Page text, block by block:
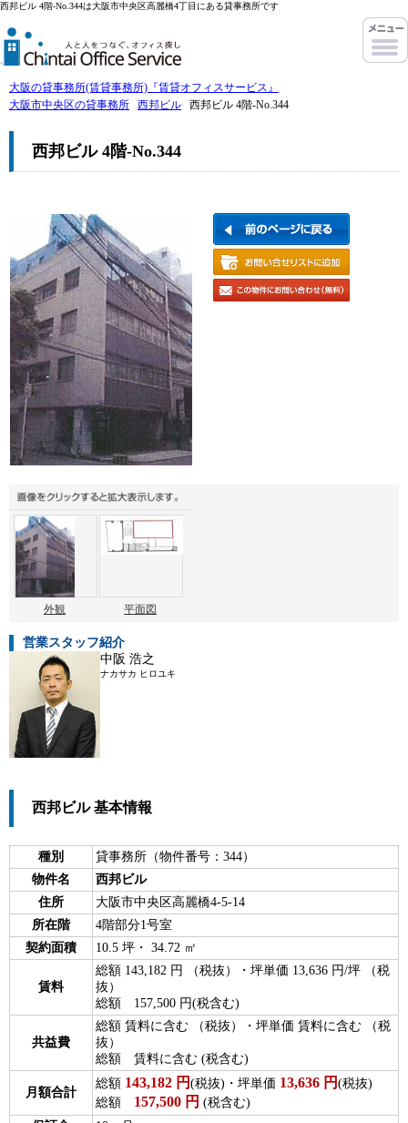
西邦ビル 4階-No.344は大阪市中央区高麗橋4丁目にある貸事務所です
大阪の貸事務所(賃貸事務所)『賃貸オフィスサービス』
大阪市中央区の貸事務所
西邦ビル 西邦ビル 4階-No.344
西邦ビル 4階-No.344
外観 平面図
営業スタッフ紹介
中阪 浩之
ナカサカ ヒロユキ
西邦ビル 基本情報
種別
貸事務所（物件番号：344）
物件名
西邦ビル
住所
大阪市中央区高麗橋4-5-14
所在階
4階部分1号室
契約面積
10.5 坪・ 34.72 ㎡
賃料
総額 143,182 円 （税抜）・坪単価 13,636 円/坪 （税
抜）
総額 157,500 円(税含む)
共益費
総額 賃料に含む （税抜）・坪単価 賃料に含む （税
抜）
総額 賃料に含む (税含む)
月額合計
総額 143,182 円 (税抜)・坪単価 13,636 円 (税抜)
総額 157,500 円 (税含む)